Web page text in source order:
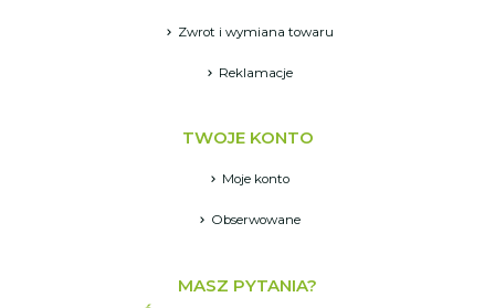
Zwrot i wymiana towaru
Reklamacje
TWOJE KONTO
Moje konto
Obserwowane
MASZ PYTANIA?